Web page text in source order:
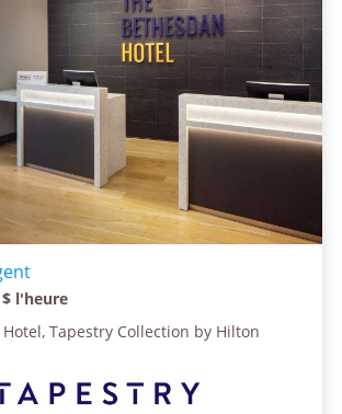
$ l'heure
Tapestry Collection by Hilton